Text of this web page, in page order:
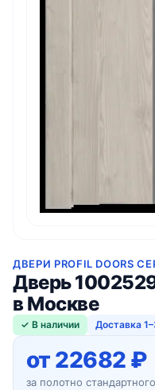
ДВЕРИ PROFIL DOORS
Дверь
в Москве
✓ В наличии Доставка
от 22682 ₽
за полотно